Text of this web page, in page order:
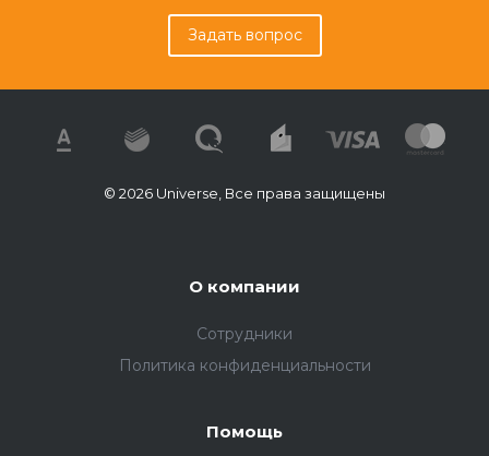
Задать вопрос
© 2026 Universe, Все права защищены
О компании
Сотрудники
Политика конфиденциальности
Помощь